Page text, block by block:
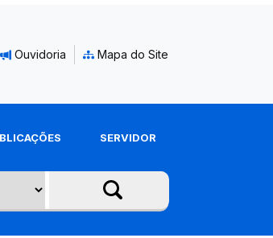
Ouvidoria Mapa do Site
SERVIDOR